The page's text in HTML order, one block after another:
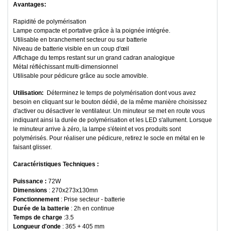
Avantages:
Rapidité de polymérisation
Lampe compacte et portative grâce à la poignée intégrée.
Utilisable en branchement secteur ou sur batterie
Niveau de batterie visible en un coup d'œil
Affichage du temps restant sur un grand cadran analogique
Métal réfléchissant multi-dimensionnel
Utilisable pour pédicure grâce au socle amovible.
Utilisation:
Déterminez le temps de polymérisation dont vous avez
besoin en cliquant sur le bouton dédié, de la même manière choisissez
d'activer ou désactiver le ventilateur. Un minuteur se met en route vous
indiquant ainsi la durée de polymérisation et les LED s'allument. Lorsque
le minuteur arrive à zéro, la lampe s'éteint et vos produits sont
polymérisés. Pour réaliser une pédicure, retirez le socle en métal en le
faisant glisser.
Caractéristiques Techniques :
Puissance : 72W
Dimensions : 270x273x130mn
Fonctionnement : Prise secteur - batterie
Durée de la batterie : 2h en continue
Temps de charge :3.5
Longueur d'onde : 365 + 405 mm